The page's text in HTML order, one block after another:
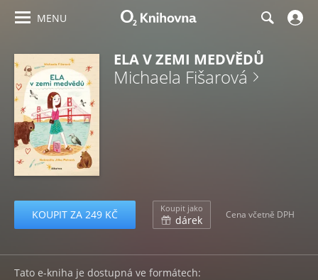
MENU
ELA V ZEMI MEDVĚDŮ
Michaela Fišarová
KOUPIT ZA 249 KČ Koupit jako
dárek Cena včetně DPH
Tato e-kniha je dostupná ve formátech: